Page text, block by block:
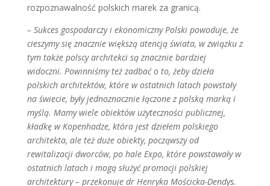
rozpoznawalność polskich marek za granicą.
– Sukces gospodarczy i ekonomiczny Polski powoduje, że
cieszymy się znacznie większą atencją świata, w związku z
tym także polscy architekci są znacznie bardziej
widoczni. Powinniśmy też zadbać o to, żeby dzieła
polskich architektów, które w ostatnich latach powstały
na świecie, były jednoznacznie łączone z polską marką i
myślą. Mamy wiele obiektów użyteczności publicznej,
kładkę w Kopenhadze, która jest dziełem polskiego
architekta, ale też duże obiekty, począwszy od
rewitalizacji dworców, po hale Expo, które powstawały w
ostatnich latach i mogą służyć promocji polskiej
architektury – przekonuje dr Henryka Mościcka-Dendys.